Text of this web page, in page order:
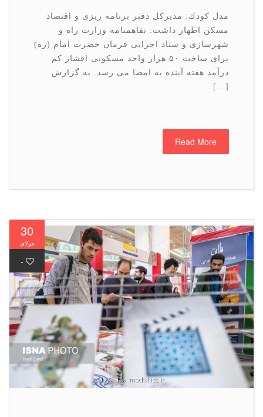
مدل كودك: مدیركل دفتر برنامه ریزی و اقتصاد
مسكن اظهار داشت: تفاهمنامه وزارت راه و
شهرسازی و ستاد اجرایی فرمان حضرت امام (ره)
برای ساخت ۵۰ هزار واحد مسكونی اقشار كم
درآمد هفته آینده به امضا می رسد. به گزارش
Read More
30
جولای
-